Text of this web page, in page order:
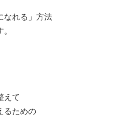
なれる」方法
えて
るための